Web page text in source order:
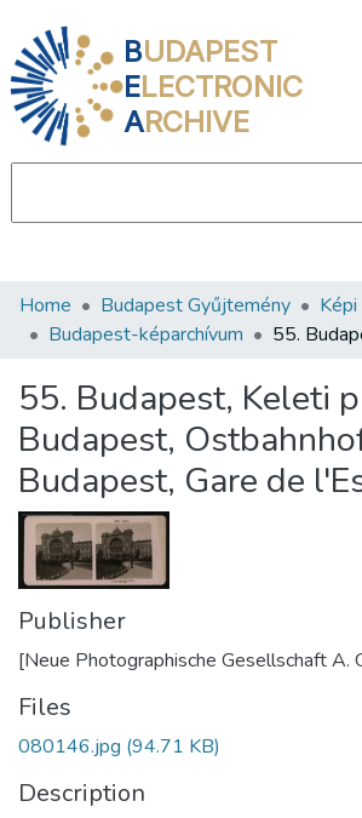
BUDAPEST
ELECTRONIC
ARCHIVE
Communities & Collections
Statistics
About us
Home Budapest Gyűjtemény
Budapest-képarchívum
55. Budapest, Keleti
Budapest,
Budapest, Gare de
Publisher
[Neue Photographische Gesellschaft A.
Files
080146.jpg (94.71 KB)
Description